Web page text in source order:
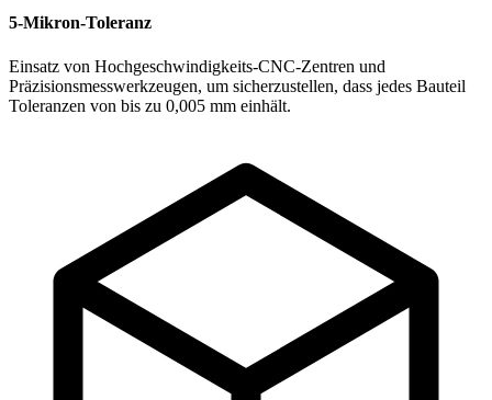
5-Mikron-Toleranz
Einsatz von Hochgeschwindigkeits-CNC-Zentren und
Präzisionsmesswerkzeugen, um sicherzustellen, dass jedes Bauteil
Toleranzen von bis zu 0,005 mm einhält.